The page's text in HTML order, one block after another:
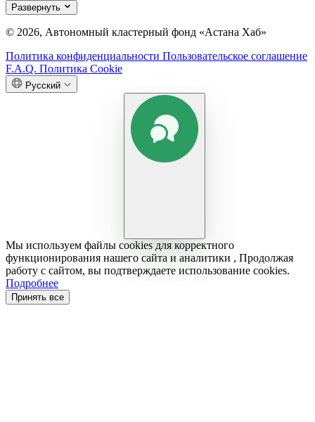
Развернуть
© 2026, Автономный кластерный фонд «Астана Хаб»
Политика конфиденциальности Пользовательское соглашение
F.A.Q. Политика Cookie
Русский
Мы используем файлы cookies для корректного
функционирования нашего сайта и аналитики , Продолжая
работу с сайтом, вы подтверждаете использование cookies.
Подробнее
Принять все